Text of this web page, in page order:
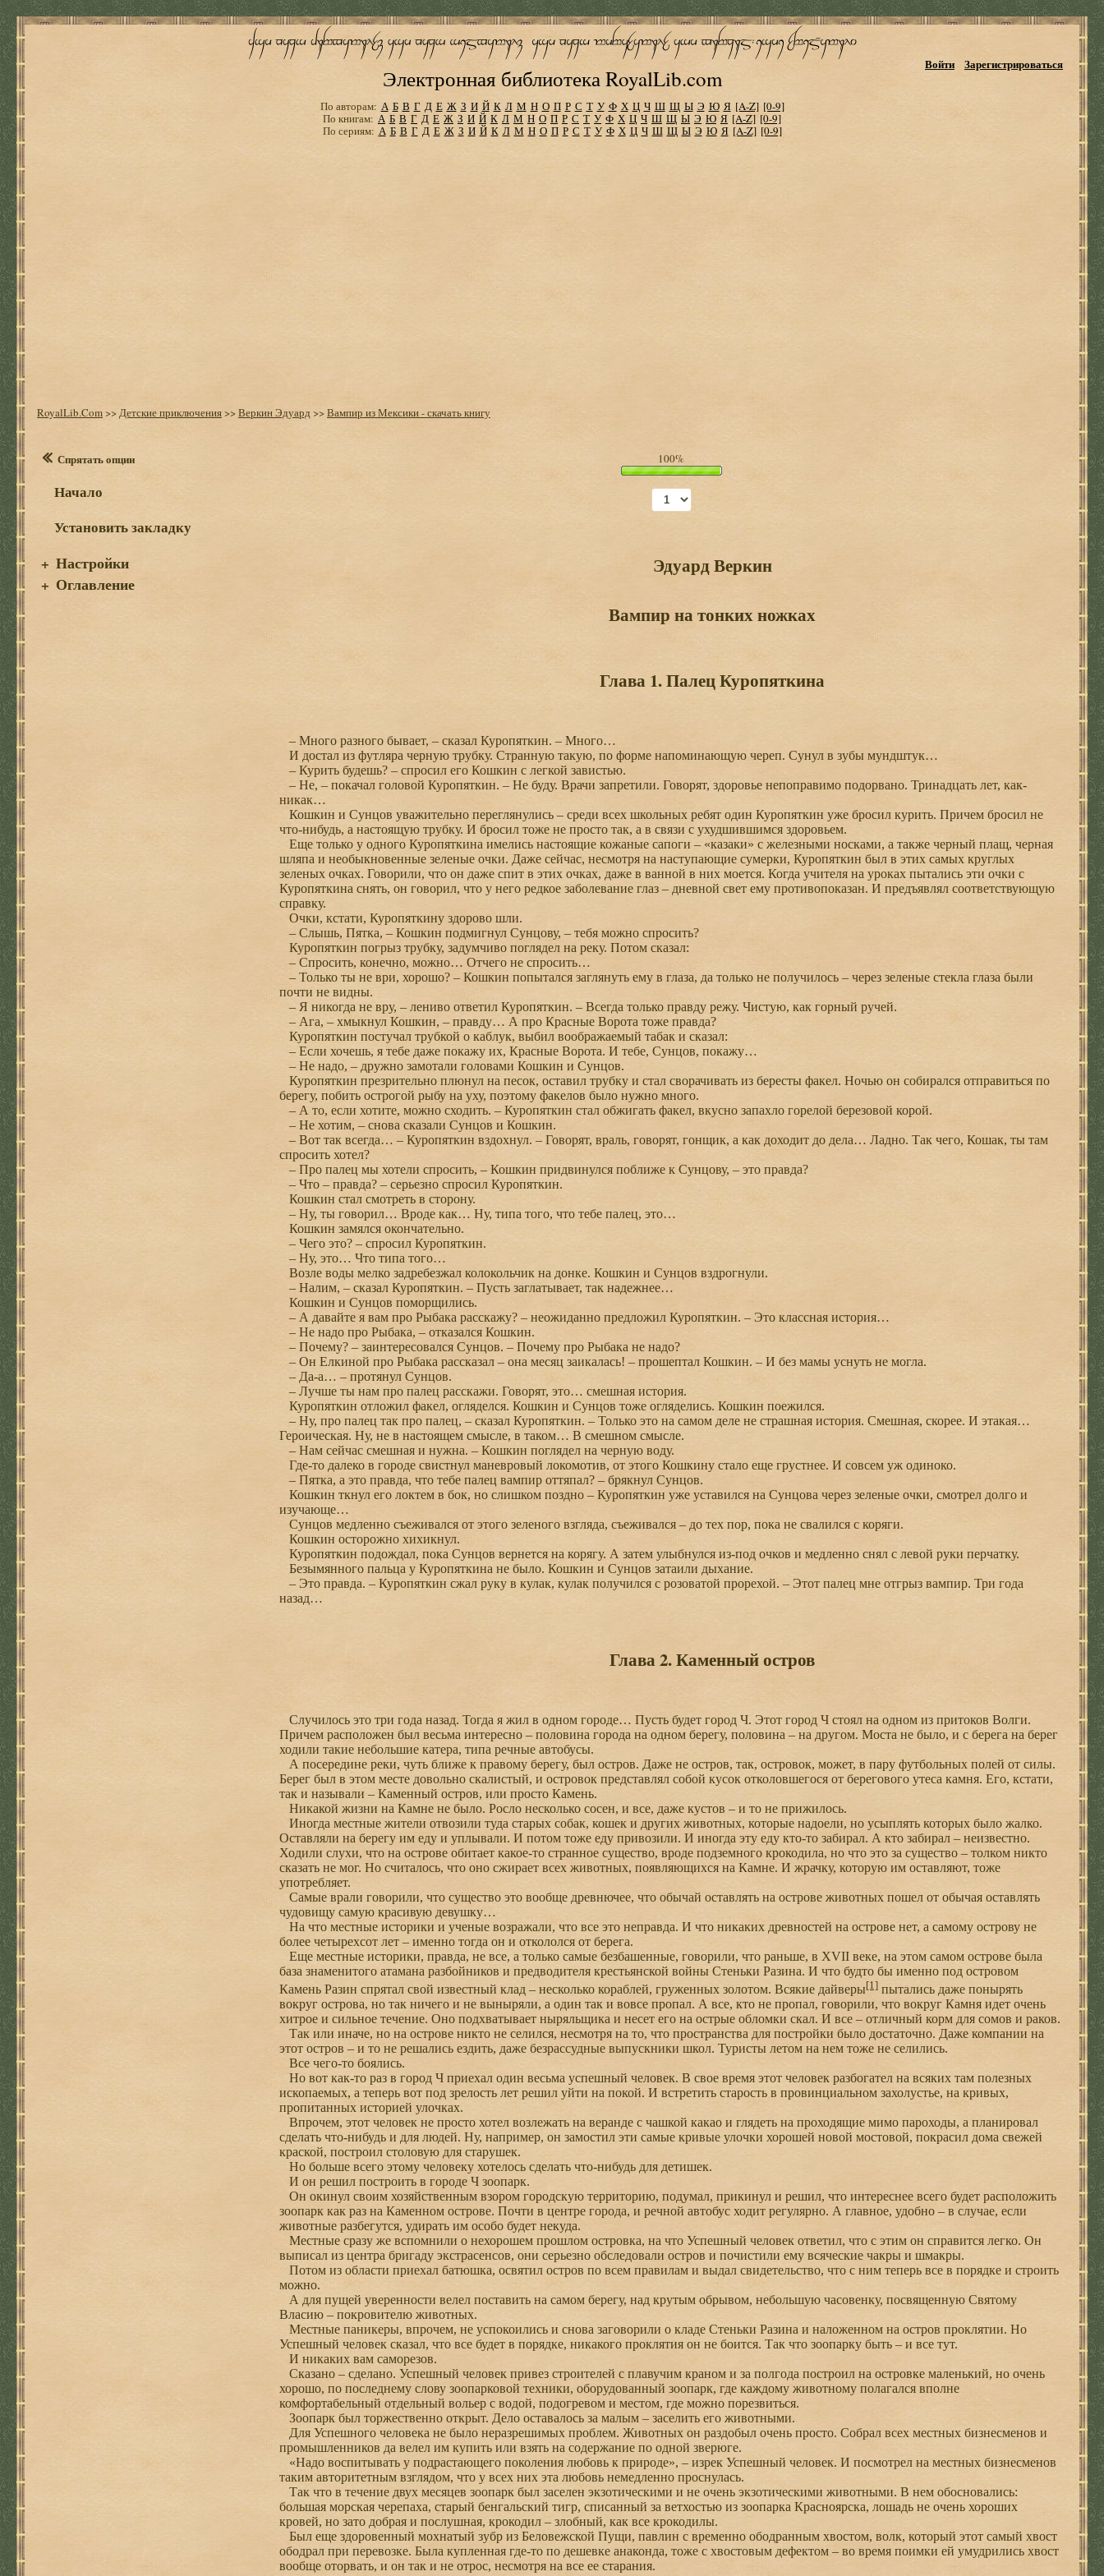
Электронная библиотека RoyalLib.com
Войти Зарегистрироваться
По авторам: А Б В Г Д Е Ж З И Й К Л М Н О П Р С Т У Ф Х Ц Ч Ш Щ Ы Э Ю Я [A-Z] [0-9]
По книгам: А Б В Г Д Е Ж З И Й К Л М Н О П Р С Т У Ф Х Ц Ч Ш Щ Ы Э Ю Я [A-Z] [0-9]
По сериям: А Б В Г Д Е Ж З И Й К Л М Н О П Р С Т У Ф Х Ц Ч Ш Щ Ы Э Ю Я [A-Z] [0-9]
RoyalLib.Com>>Детские приключения>> Веркин Эдуард >>Вампир из Мексики - скачать книгу
Спрятать опции
Начало
Установить закладку
+ Настройки
+ Оглавление
100%
Эдуард Веркин
Вампир на тонких ножках
Глава 1. Палец Куропяткина
– Много разного бывает, – сказал Куропяткин. – Много…
И достал из футляра черную трубку. Странную такую, по форме напоминающую череп. Сунул в зубы мундштук…
– Курить будешь? – спросил его Кошкин с легкой завистью.
– Не, – покачал головой Куропяткин. – Не буду. Врачи запретили. Говорят, здоровье непоправимо подорвано. Тринадцать лет, как-
никак…
Кошкин и Сунцов уважительно переглянулись – среди всех школьных ребят один Куропяткин уже бросил курить. Причем бросил не
что-нибудь, а настоящую трубку. И бросил тоже не просто так, а в связи с ухудшившимся здоровьем.
Еще только у одного Куропяткина имелись настоящие кожаные сапоги – «казаки» с железными носками, а также черный плащ, черная
шляпа и необыкновенные зеленые очки. Даже сейчас, несмотря на наступающие сумерки, Куропяткин был в этих самых круглых
зеленых очках. Говорили, что он даже спит в этих очках, даже в ванной в них моется. Когда учителя на уроках пытались эти очки с
Куропяткина снять, он говорил, что у него редкое заболевание глаз – дневной свет ему противопоказан. И предъявлял соответствующую
справку.
Очки, кстати, Куропяткину здорово шли.
– Слышь, Пятка, – Кошкин подмигнул Сунцову, – тебя можно спросить?
Куропяткин погрыз трубку, задумчиво поглядел на реку. Потом сказал:
– Спросить, конечно, можно… Отчего не спросить…
– Только ты не ври, хорошо? – Кошкин попытался заглянуть ему в глаза, да только не получилось – через зеленые стекла глаза были
почти не видны.
– Я никогда не вру, – лениво ответил Куропяткин. – Всегда только правду режу. Чистую, как горный ручей.
– Ага, – хмыкнул Кошкин, – правду… А про Красные Ворота тоже правда?
Куропяткин постучал трубкой о каблук, выбил воображаемый табак и сказал:
– Если хочешь, я тебе даже покажу их, Красные Ворота. И тебе, Сунцов, покажу…
– Не надо, – дружно замотали головами Кошкин и Сунцов.
Куропяткин презрительно плюнул на песок, оставил трубку и стал сворачивать из бересты факел. Ночью он собирался отправиться по
берегу, побить острогой рыбу на уху, поэтому факелов было нужно много.
– А то, если хотите, можно сходить. – Куропяткин стал обжигать факел, вкусно запахло горелой березовой корой.
– Не хотим, – снова сказали Сунцов и Кошкин.
– Вот так всегда… – Куропяткин вздохнул. – Говорят, враль, говорят, гонщик, а как доходит до дела… Ладно. Так чего, Кошак, ты там
спросить хотел?
– Про палец мы хотели спросить, – Кошкин придвинулся поближе к Сунцову, – это правда?
– Что – правда? – серьезно спросил Куропяткин.
Кошкин стал смотреть в сторону.
– Ну, ты говорил… Вроде как… Ну, типа того, что тебе палец, это…
Кошкин замялся окончательно.
– Чего это? – спросил Куропяткин.
– Ну, это… Что типа того…
Возле воды мелко задребезжал колокольчик на донке. Кошкин и Сунцов вздрогнули.
– Налим, – сказал Куропяткин. – Пусть заглатывает, так надежнее…
Кошкин и Сунцов поморщились.
– А давайте я вам про Рыбака расскажу? – неожиданно предложил Куропяткин. – Это классная история…
– Не надо про Рыбака, – отказался Кошкин.
– Почему? – заинтересовался Сунцов. – Почему про Рыбака не надо?
– Он Елкиной про Рыбака рассказал – она месяц заикалась! – прошептал Кошкин. – И без мамы уснуть не могла.
– Да-а… – протянул Сунцов.
– Лучше ты нам про палец расскажи. Говорят, это… смешная история.
Куропяткин отложил факел, огляделся. Кошкин и Сунцов тоже огляделись. Кошкин поежился.
– Ну, про палец так про палец, – сказал Куропяткин. – Только это на самом деле не страшная история. Смешная, скорее. И этакая…
Героическая. Ну, не в настоящем смысле, в таком… В смешном смысле.
– Нам сейчас смешная и нужна. – Кошкин поглядел на черную воду.
Где-то далеко в городе свистнул маневровый локомотив, от этого Кошкину стало еще грустнее. И совсем уж одиноко.
– Пятка, а это правда, что тебе палец вампир оттяпал? – брякнул Сунцов.
Кошкин ткнул его локтем в бок, но слишком поздно – Куропяткин уже уставился на Сунцова через зеленые очки, смотрел долго и
изучающе…
Сунцов медленно съеживался от этого зеленого взгляда, съеживался – до тех пор, пока не свалился с коряги.
Кошкин осторожно хихикнул.
Куропяткин подождал, пока Сунцов вернется на корягу. А затем улыбнулся из-под очков и медленно снял с левой руки перчатку.
Безымянного пальца у Куропяткина не было. Кошкин и Сунцов затаили дыхание.
– Это правда. – Куропяткин сжал руку в кулак, кулак получился с розоватой прорехой. – Этот палец мне отгрыз вампир. Три года
назад…
Глава 2. Каменный остров
Случилось это три года назад. Тогда я жил в одном городе… Пусть будет город Ч. Этот город Ч стоял на одном из притоков Волги.
Причем расположен был весьма интересно – половина города на одном берегу, половина – на другом. Моста не было, и с берега на берег
ходили такие небольшие катера, типа речные автобусы.
А посередине реки, чуть ближе к правому берегу, был остров. Даже не остров, так, островок, может, в пару футбольных полей от силы.
Берег был в этом месте довольно скалистый, и островок представлял собой кусок отколовшегося от берегового утеса камня. Его, кстати,
так и называли – Каменный остров, или просто Камень.
Никакой жизни на Камне не было. Росло несколько сосен, и все, даже кустов – и то не прижилось.
Иногда местные жители отвозили туда старых собак, кошек и других животных, которые надоели, но усыплять которых было жалко.
Оставляли на берегу им еду и уплывали. И потом тоже еду привозили. И иногда эту еду кто-то забирал. А кто забирал – неизвестно.
Ходили слухи, что на острове обитает какое-то странное существо, вроде подземного крокодила, но что это за существо – толком никто
сказать не мог. Но считалось, что оно сжирает всех животных, появляющихся на Камне. И жрачку, которую им оставляют, тоже
употребляет.
Самые врали говорили, что существо это вообще древнючее, что обычай оставлять на острове животных пошел от обычая оставлять
чудовищу самую красивую девушку…
На что местные историки и ученые возражали, что все это неправда. И что никаких древностей на острове нет, а самому острову не
более четырехсот лет – именно тогда он и откололся от берега.
Еще местные историки, правда, не все, а только самые безбашенные, говорили, что раньше, в XVII веке, на этом самом острове была
база знаменитого атамана разбойников и предводителя крестьянской войны Стеньки Разина. И что будто бы именно под островом
Камень Разин спрятал свой известный клад – несколько кораблей, груженных золотом. Всякие дайверы[1] пытались даже понырять
вокруг острова, но так ничего и не выныряли, а один так и вовсе пропал. А все, кто не пропал, говорили, что вокруг Камня идет очень
хитрое и сильное течение. Оно подхватывает ныряльщика и несет его на острые обломки скал. И все – отличный корм для сомов и раков.
Так или иначе, но на острове никто не селился, несмотря на то, что пространства для постройки было достаточно. Даже компании на
этот остров – и то не решались ездить, даже безрассудные выпускники школ. Туристы летом на нем тоже не селились.
Все чего-то боялись.
Но вот как-то раз в город Ч приехал один весьма успешный человек. В свое время этот человек разбогател на всяких там полезных
ископаемых, а теперь вот под зрелость лет решил уйти на покой. И встретить старость в провинциальном захолустье, на кривых,
пропитанных историей улочках.
Впрочем, этот человек не просто хотел возлежать на веранде с чашкой какао и глядеть на проходящие мимо пароходы, а планировал
сделать что-нибудь и для людей. Ну, например, он замостил эти самые кривые улочки хорошей новой мостовой, покрасил дома свежей
краской, построил столовую для старушек.
Но больше всего этому человеку хотелось сделать что-нибудь для детишек.
И он решил построить в городе Ч зоопарк.
Он окинул своим хозяйственным взором городскую территорию, подумал, прикинул и решил, что интереснее всего будет расположить
зоопарк как раз на Каменном острове. Почти в центре города, и речной автобус ходит регулярно. А главное, удобно – в случае, если
животные разбегутся, удирать им особо будет некуда.
Местные сразу же вспомнили о нехорошем прошлом островка, на что Успешный человек ответил, что с этим он справится легко. Он
выписал из центра бригаду экстрасенсов, они серьезно обследовали остров и почистили ему всяческие чакры и шмакры.
Потом из области приехал батюшка, освятил остров по всем правилам и выдал свидетельство, что с ним теперь все в порядке и строить
можно.
А для пущей уверенности велел поставить на самом берегу, над крутым обрывом, небольшую часовенку, посвященную Святому
Власию – покровителю животных.
Местные паникеры, впрочем, не успокоились и снова заговорили о кладе Стеньки Разина и наложенном на остров проклятии. Но
Успешный человек сказал, что все будет в порядке, никакого проклятия он не боится. Так что зоопарку быть – и все тут.
И никаких вам саморезов.
Сказано – сделано. Успешный человек привез строителей с плавучим краном и за полгода построил на островке маленький, но очень
хорошо, по последнему слову зоопарковой техники, оборудованный зоопарк, где каждому животному полагался вполне
комфортабельный отдельный вольер с водой, подогревом и местом, где можно порезвиться.
Зоопарк был торжественно открыт. Дело оставалось за малым – заселить его животными.
Для Успешного человека не было неразрешимых проблем. Животных он раздобыл очень просто. Собрал всех местных бизнесменов и
промышленников да велел им купить или взять на содержание по одной зверюге.
«Надо воспитывать у подрастающего поколения любовь к природе», – изрек Успешный человек. И посмотрел на местных бизнесменов
таким авторитетным взглядом, что у всех них эта любовь немедленно проснулась.
Так что в течение двух месяцев зоопарк был заселен экзотическими и не очень экзотическими животными. В нем обосновались:
большая морская черепаха, старый бенгальский тигр, списанный за ветхостью из зоопарка Красноярска, лошадь не очень хороших
кровей, но зато добрая и послушная, крокодил – злобный, как все крокодилы.
Был еще здоровенный мохнатый зубр из Беловежской Пущи, павлин с временно ободранным хвостом, волк, который этот самый хвост
ободрал при перевозке. Была купленная где-то по дешевке анаконда, тоже с хвостовым дефектом – во время поимки ей умудрились хвост
вообще оторвать, и он так и не отрос, несмотря на все ее старания.